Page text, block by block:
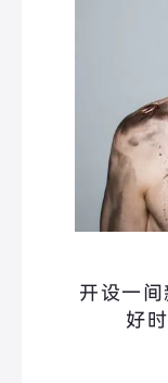
开设一
好